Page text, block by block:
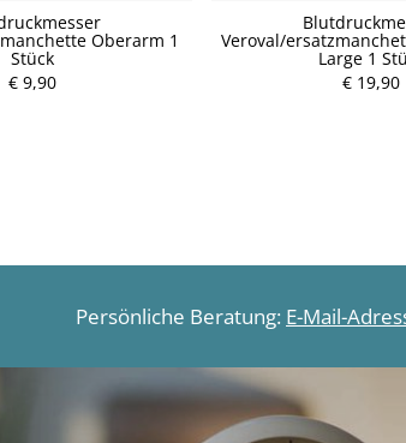
Oberarm 1
Stück
€ 9,90
Veroval/
Large 1
€ 19,90
Persönliche Beratung: E-Mail-